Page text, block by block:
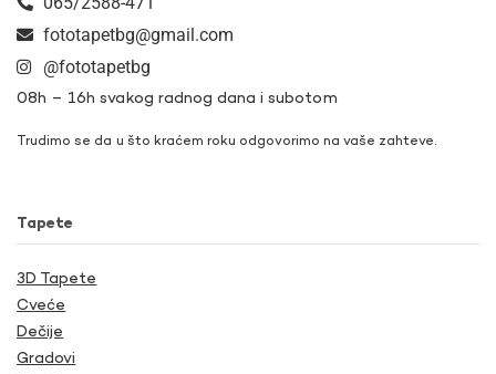
fototapetbg@gmail.com
@fototapetbg
08h – 16h svakog radnog dana i subotom
Trudimo se da u što kraćem roku odgovorimo na vaše zahteve.
Tapete
3D Tapete
Cveće
Dečije
Gradovi